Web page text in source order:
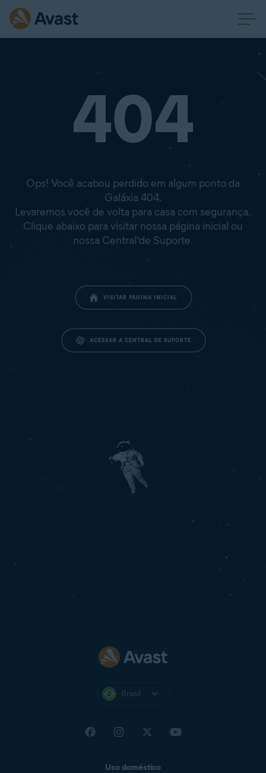
404
Ops! Você acabou perdido em algum ponto da
Galáxia 404.
Levaremos você de volta para casa com segurança.
Clique abaixo para visitar nossa página inicial ou
nossa Central de Suporte.
VISITAR PÁGINA INICIAL
ACESSAR A CENTRAL DE SUPORTE
Brasil
Uso doméstico